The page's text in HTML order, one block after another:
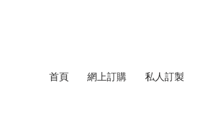
首頁 網上訂購 私人訂製